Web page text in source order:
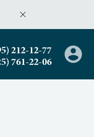
212-12-77
761-22-06